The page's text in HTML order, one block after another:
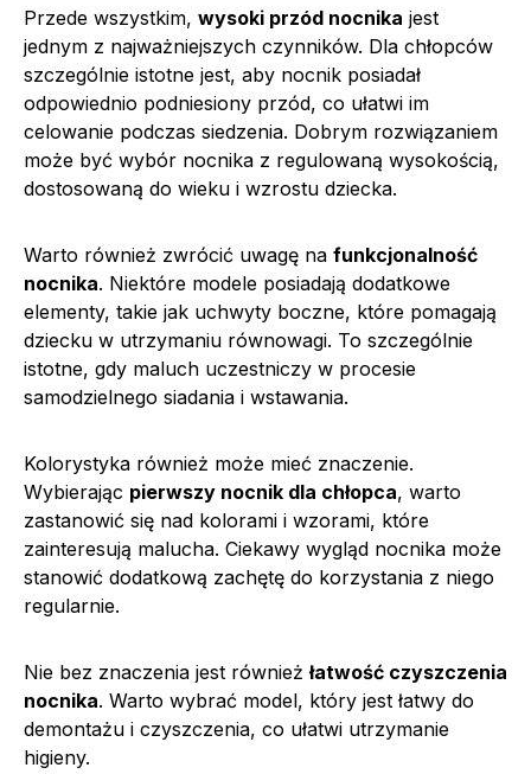
Przede wszystkim, wysoki przód nocnika jest
jednym z najważniejszych czynników. Dla chłopców
szczególnie istotne jest, aby nocnik posiadał
odpowiednio podniesiony przód, co ułatwi im
celowanie podczas siedzenia. Dobrym rozwiązaniem
może być wybór nocnika z regulowaną wysokością,
dostosowaną do wieku i wzrostu dziecka.
Warto również zwrócić uwagę na funkcjonalność
nocnika. Niektóre modele posiadają dodatkowe
elementy, takie jak uchwyty boczne, które pomagają
dziecku w utrzymaniu równowagi. To szczególnie
istotne, gdy maluch uczestniczy w procesie
samodzielnego siadania i wstawania.
Kolorystyka również może mieć znaczenie.
Wybierając pierwszy nocnik dla chłopca, warto
zastanowić się nad kolorami i wzorami, które
zainteresują malucha. Ciekawy wygląd nocnika może
stanowić dodatkową zachętę do korzystania z niego
regularnie.
Nie bez znaczenia jest równieżłatwość czyszczenia
nocnika. Warto wybrać model, który jest łatwy do
demontażu i czyszczenia, co ułatwi utrzymanie
higieny.